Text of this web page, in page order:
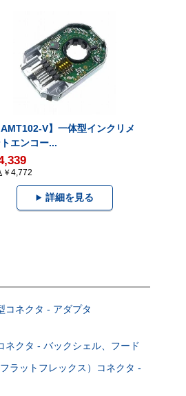
AMT102-V】一体型インクリメ
エンコー...
￥4,772
詳細を見る
コネクタ - アダプタ
ネクタ - バックシェル、フード
ラットフレックス）コネクタ -